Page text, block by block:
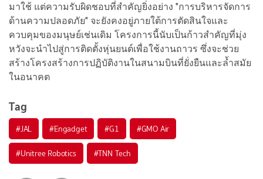
มาใช้ แต่ความรับผิดชอบที่สำคัญยิ่งอย่าง "การบริหารจัดการ
ด้านความปลอดภัย" จะยังคงอยู่ภายใต้การตัดสินใจและ
ควบคุมของมนุษย์เช่นเดิม โครงการนี้นับเป็นก้าวสำคัญที่มุ่ง
หวังจะนำไปสู่การติดตั้งหุ่นยนต์เพื่อใช้งานถาวร ซึ่งจะช่วย
สร้างโครงสร้างการปฏิบัติงานในสนามบินที่ยั่งยืนและล้ำสมัย
ในอนาคต
Tag
#JAL #Engadget #G1 #GMO Air
#Unitree Robotics #TNN Tech